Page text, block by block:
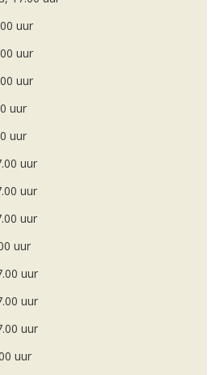
uur
uur
uur
uur
uur
uur
uur
uur
uur
uur
uur
uur
uur